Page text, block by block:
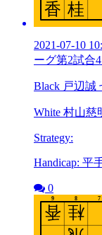
2021-07-10
ーグ第2試合4
Black 戸辺誠
White 村山慈
Strategy:
Handicap: 平
0